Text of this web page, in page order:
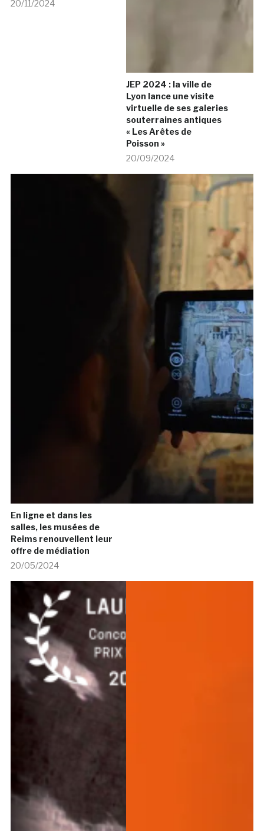
20/11/2024
JEP 2024 : la ville de
Lyon lance une visite
virtuelle de ses galeries
souterraines antiques
« Les Arêtes de
Poisson »
20/09/2024
En ligne et dans les
salles, les musées de
Reims renouvellent leur
offre de médiation
20/05/2024